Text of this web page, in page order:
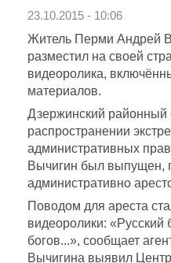
23.10.2015 - 10:06
Житель Перми Андрей
разместил на своей
видеоролика,
материалов.
Дзержинский
распространении
административных
Вычигин был выпущен,
административно
Поводом для ареста
видеоролики:
богов...», сообщает
Вычигина выявил